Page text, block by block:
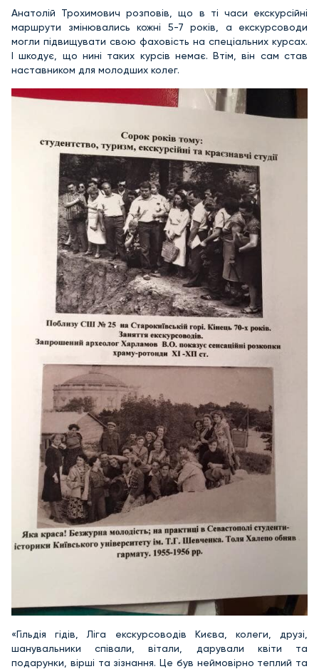
Анатолій Трохимович розповів, що в ті часи екскурсійні
маршрути змінювались кожні 5-7 років, а екскурсоводи
могли підвищувати свою фаховість на спеціальних курсах.
І шкодує, що нині таких курсів немає. Втім, він сам став
наставником для молодших колег.
«Гільдія гідів, Ліга екскурсоводів Києва, колеги, друзі,
шанувальники співали, вітали, дарували квіти та
подарунки, вірші та зізнання. Це був неймовірно теплий та